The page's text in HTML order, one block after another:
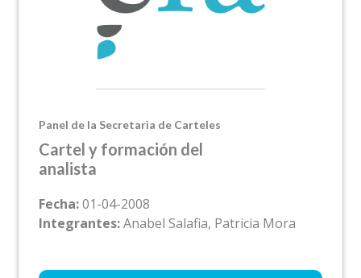
Panel de la Secretarìa de Carteles
Cartel y formación del
analista
Fecha:01-04-2008
Integrantes:Anabel Salafia, Patricia Mora